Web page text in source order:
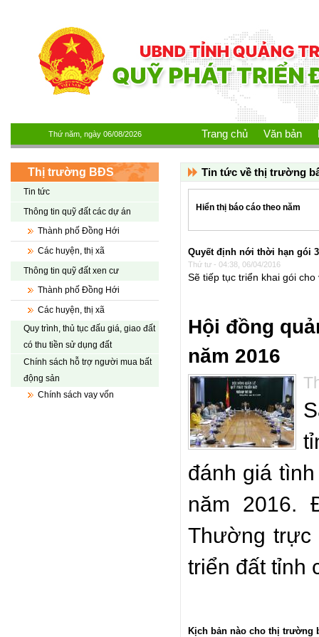
Thứ năm, ngày 06/08/2026 Trang chủ Văn bản
Thị trường BĐS
Tin tức
Thông tin quỹ đất các dự án
Thành phố Đồng Hới
Các huyện, thị xã
Thông tin quỹ đất xen cư
Thành phố Đồng Hới
Các huyện, thị xã
Quy trình, thủ tục đấu giá, giao đất
có thu tiền sử dụng đất
Chính sách hỗ trợ người mua bất
động sản
Chính sách vay vốn
Tin tức về thị trường
Hiển thị báo cáo theo năm
Quyết định nới thời hạn gói
Thứ tư - 04:38, 06/04/2016
Sẽ tiếp tục triển khai gói
Hội đồng
năm 2016
đánh giá
năm 2016.
Thường trực
triển đất tỉnh
Kịch bản nào cho thị trường